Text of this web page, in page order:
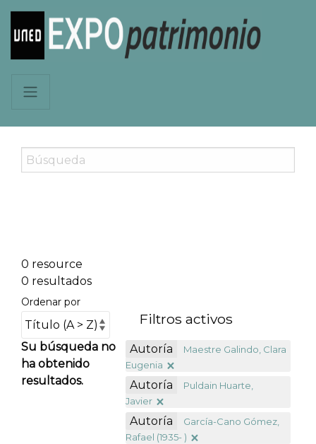
0 resource
0 resultados
Ordenar por
Su búsqueda no
ha obtenido
resultados.
Filtros activos
Autoría
Maestre Galindo, Clara
Eugenia
Autoría
Puldain Huarte,
Javier
Autoría
García-Cano Gómez,
Rafael (1935- )